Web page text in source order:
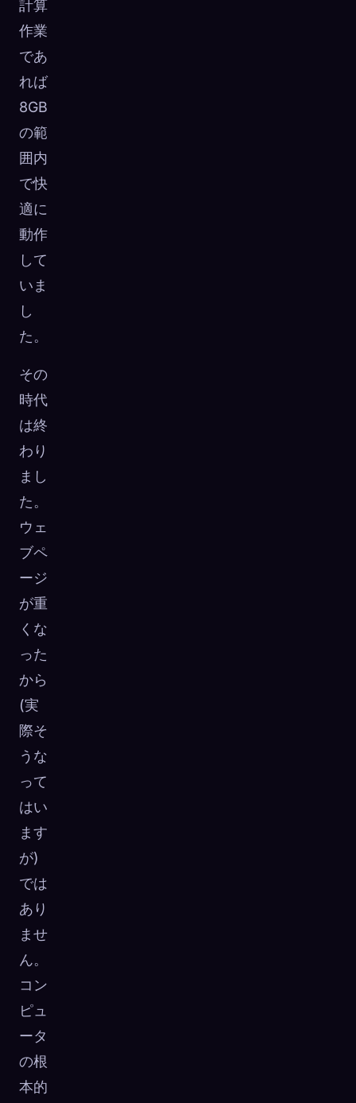
計算
作業
であ
れば
8GB
の範
囲内
で快
適に
動作
して
いま
し
た。
その
時代
は終
わり
まし
た。
ウェ
ブペ
ージ
が重
くな
った
から
(実
際そ
うな
って
はい
ます
が)
では
あり
ませ
ん。
コン
ピュ
ータ
の根
本的